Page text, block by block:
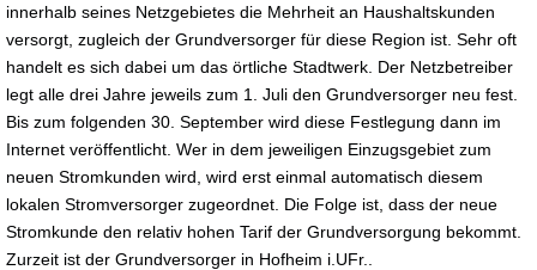
innerhalb seines Netzgebietes die Mehrheit an Haushaltskunden
versorgt, zugleich der Grundversorger für diese Region ist. Sehr oft
handelt es sich dabei um das örtliche Stadtwerk. Der Netzbetreiber
legt alle drei Jahre jeweils zum 1. Juli den Grundversorger neu fest.
Bis zum folgenden 30. September wird diese Festlegung dann im
Internet veröffentlicht. Wer in dem jeweiligen Einzugsgebiet zum
neuen Stromkunden wird, wird erst einmal automatisch diesem
lokalen Stromversorger zugeordnet. Die Folge ist, dass der neue
Stromkunde den relativ hohen Tarif der Grundversorgung bekommt.
Zurzeit ist der Grundversorger in Hofheim i.UFr..